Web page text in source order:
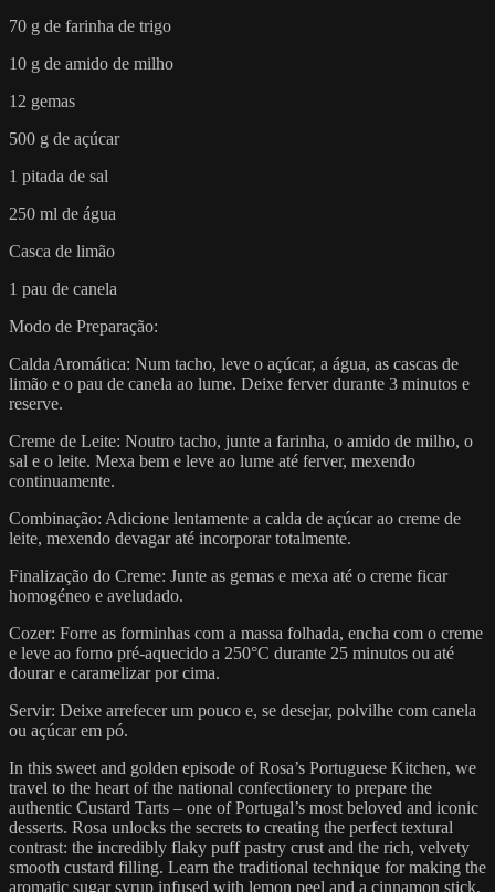
70 g de farinha de trigo
10 g de amido de milho
12 gemas
500 g de açúcar
1 pitada de sal
250 ml de água
Casca de limão
1 pau de canela
Modo de Preparação:
Calda Aromática: Num tacho, leve o açúcar, a água, as cascas de
limão e o pau de canela ao lume. Deixe ferver durante 3 minutos e
reserve.
Creme de Leite: Noutro tacho, junte a farinha, o amido de milho, o
sal e o leite. Mexa bem e leve ao lume até ferver, mexendo
continuamente.
Combinação: Adicione lentamente a calda de açúcar ao creme de
leite, mexendo devagar até incorporar totalmente.
Finalização do Creme: Junte as gemas e mexa até o creme ficar
homogéneo e aveludado.
Cozer: Forre as forminhas com a massa folhada, encha com o creme
e leve ao forno pré-aquecido a 250°C durante 25 minutos ou até
dourar e caramelizar por cima.
Servir: Deixe arrefecer um pouco e, se desejar, polvilhe com canela
ou açúcar em pó.
In this sweet and golden episode of Rosa’s Portuguese Kitchen, we
travel to the heart of the national confectionery to prepare the
authentic Custard Tarts – one of Portugal’s most beloved and iconic
desserts. Rosa unlocks the secrets to creating the perfect textural
contrast: the incredibly flaky puff pastry crust and the rich, velvety
smooth custard filling. Learn the traditional technique for making the
aromatic sugar syrup infused with lemon peel and a cinnamon stick,